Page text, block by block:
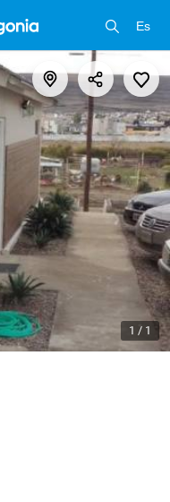
Es
1 / 1